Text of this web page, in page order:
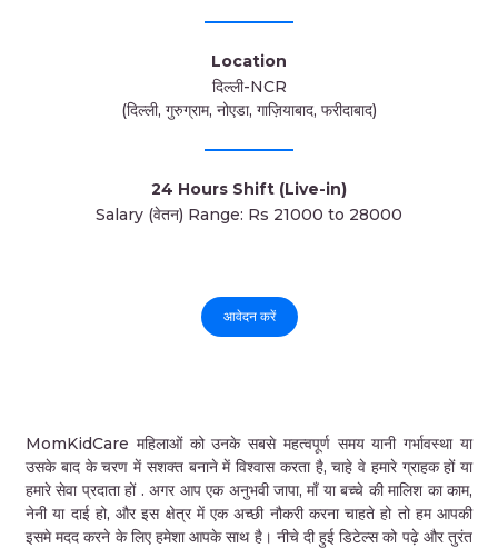
Location
दिल्ली-NCR
(दिल्ली, गुरुग्राम, नोएडा, गाज़ियाबाद, फरीदाबाद)
24 Hours Shift (Live-in)
Salary (वेतन) Range: Rs 21000 to 28000
आवेदन करें
MomKidCare महिलाओं को उनके सबसे महत्वपूर्ण समय यानी गर्भावस्था या
उसके बाद के चरण में सशक्त बनाने में विश्वास करता है, चाहे वे हमारे ग्राहक हों या
हमारे सेवा प्रदाता हों . अगर आप एक अनुभवी जापा, माँ या बच्चे की मालिश का काम,
नेनी या दाई हो, और इस क्षेत्र में एक अच्छी नौकरी करना चाहते हो तो हम आपकी
इसमे मदद करने के लिए हमेशा आपके साथ है। नीचे दी हुई डिटेल्स को पढ़े और तुरंत